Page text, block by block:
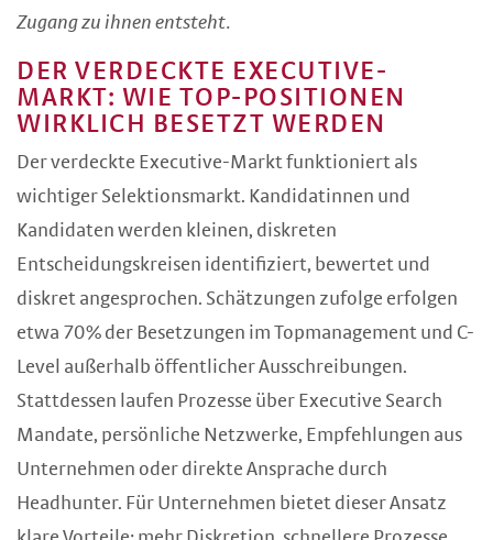
Zugang zu ihnen entsteht.
DER VERDECKTE EXECUTIVE-
MARKT: WIE TOP-POSITIONEN
WIRKLICH BESETZT WERDEN
Der verdeckte Executive-Markt funktioniert als
wichtiger Selektionsmarkt. Kandidatinnen und
Kandidaten werden kleinen, diskreten
Entscheidungskreisen identifiziert, bewertet und
diskret angesprochen. Schätzungen zufolge erfolgen
etwa 70% der Besetzungen im Topmanagement und C-
Level außerhalb öffentlicher Ausschreibungen.
Stattdessen laufen Prozesse über Executive Search
Mandate, persönliche Netzwerke, Empfehlungen aus
Unternehmen oder direkte Ansprache durch
Headhunter. Für Unternehmen bietet dieser Ansatz